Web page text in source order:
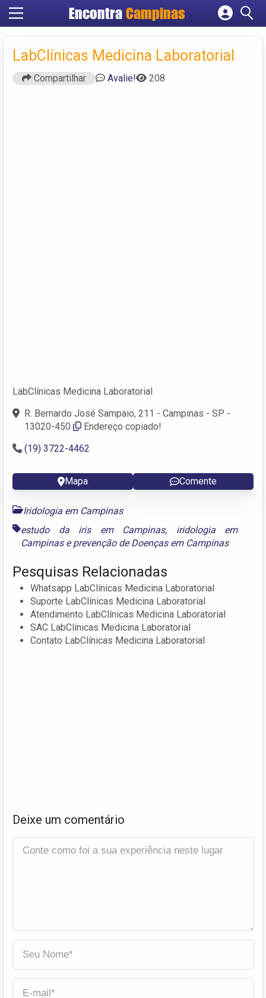
Encontra Campinas
Cadastrar empresa
Criar conta
LabClínicas Medicina Laboratorial
Compartilhar Avalie! 208
LabClínicas Medicina Laboratorial
R. Bernardo José Sampaio, 211 - Campinas - SP -
13020-450
Endereço copiado!
(19) 3722-4462
Mapa Comente
Iridologia em Campinas
estudo da iris em Campinas, iridologia em
Campinaseprevenção de Doenças em Campinas
Pesquisas Relacionadas
Whatsapp LabClínicas Medicina Laboratorial
Suporte LabClínicas Medicina Laboratorial
Atendimento LabClínicas Medicina Laboratorial
SAC LabClínicas Medicina Laboratorial
Contato LabClínicas Medicina Laboratorial
Deixe um comentário